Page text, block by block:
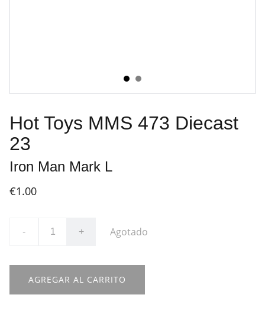
Hot Toys MMS 473 Diecast
23
Iron Man Mark L
€1.00
- + Agotado
AGREGAR AL CARRITO